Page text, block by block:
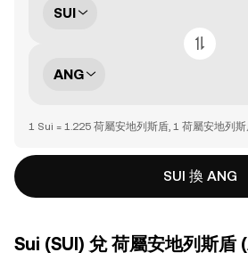
SUI
ANG
1 Sui = 1.225 荷屬安地列斯盾, 1 荷屬安地列
SUI 換 ANG
Sui (SUI) 兌 荷屬安地列斯盾